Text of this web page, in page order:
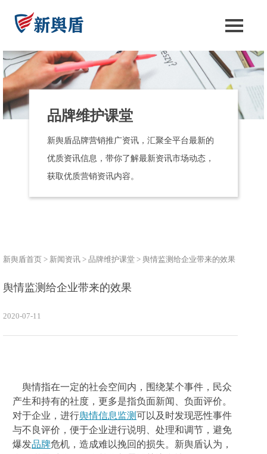
品牌维护课堂
新舆盾品牌营销推广资讯，汇聚全平台最新的
优质资讯信息，带你了解最新资讯市场动态，
获取优质营销资讯内容。
新舆盾首页 > 新闻资讯 > 品牌维护课堂 > 舆情监测给企业带来的效果
舆情监测给企业带来的效果
2020-07-11
舆情指在一定的社会空间内，围绕某个事件，民众
产生和持有的社度，更多是指负面新闻、负面评价。
对于企业，进行舆情信息监测可以及时发现恶性事件
与不良评价，便于企业进行说明、处理和调节，避免
爆发品牌危机，造成难以挽回的损失。 新舆盾认为，